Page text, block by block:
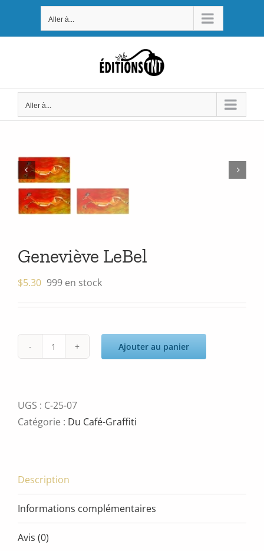
contenu
Aller à...
Aller à...
Geneviève LeBel
$5.30 999 en stock
quantité
LeBel
Ajouter au panier
UGS : C-25-07
Catégorie : Du Café-Graffiti
Description
Informations complémentaires
Avis (0)